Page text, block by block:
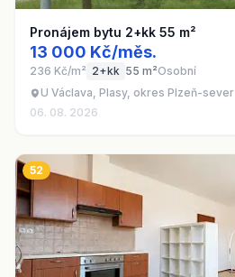
Pronájem bytu 2+kk 55 m²
13 000 Kč/měs.
236 Kč/m² 2+kk 55 m²Osobní
U Václava, Plasy, okres Plzeň-sever
06. 08. 2026
52